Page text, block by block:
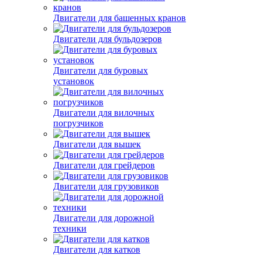
Двигатели для башенных кранов
Двигатели для бульдозеров
Двигатели для буровых
установок
Двигатели для вилочных
погрузчиков
Двигатели для вышек
Двигатели для грейдеров
Двигатели для грузовиков
Двигатели для дорожной
техники
Двигатели для катков